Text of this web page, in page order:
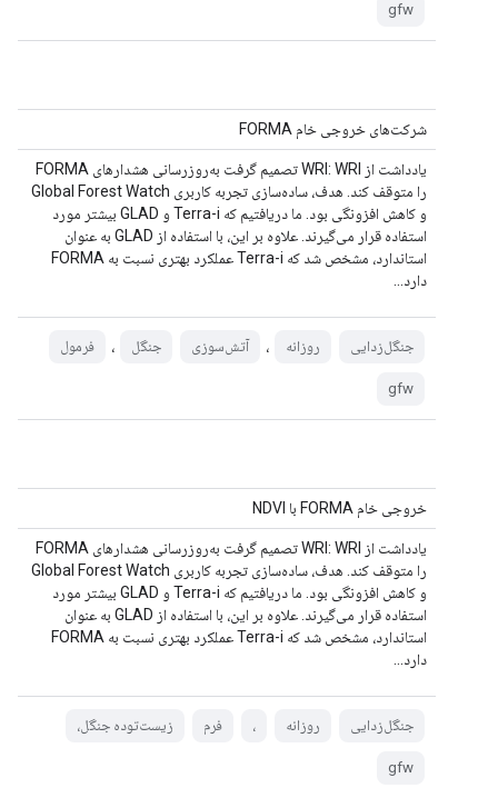
gfw
شرکت‌های خروجی خام FORMA
یادداشت از WRI: WRI تصمیم گرفت به‌روزرسانی هشدارهای FORMA
را متوقف کند. هدف، ساده‌سازی تجربه کاربری Global Forest Watch
و کاهش افزونگی بود. ما دریافتیم که Terra-i و GLAD بیشتر مورد
استفاده قرار می‌گیرند. علاوه بر این، با استفاده از GLAD به عنوان
استاندارد، مشخص شد که Terra-i عملکرد بهتری نسبت به FORMA
دارد...
جنگل‌زدایی روزانه ، آتش‌سوزی جنگل ، فرمول
gfw
خروجی خام FORMA با NDVI
یادداشت از WRI: WRI تصمیم گرفت به‌روزرسانی هشدارهای FORMA
را متوقف کند. هدف، ساده‌سازی تجربه کاربری Global Forest Watch
و کاهش افزونگی بود. ما دریافتیم که Terra-i و GLAD بیشتر مورد
استفاده قرار می‌گیرند. علاوه بر این، با استفاده از GLAD به عنوان
استاندارد، مشخص شد که Terra-i عملکرد بهتری نسبت به FORMA
دارد...
جنگل‌زدایی روزانه ، فرم زیست‌توده جنگل،
gfw